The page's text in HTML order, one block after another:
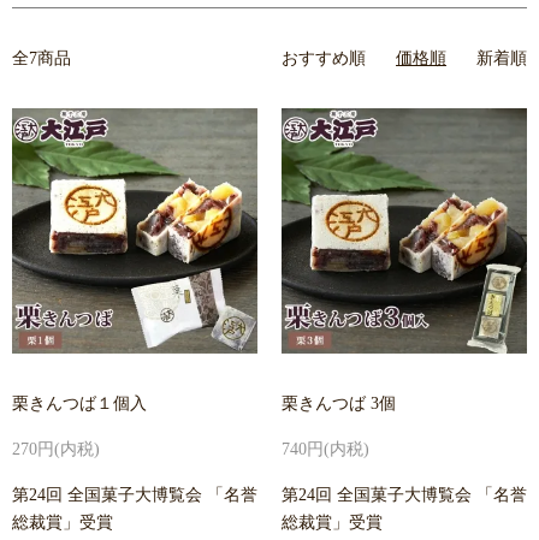
全7商品 おすすめ順 価格順 新着順
栗きんつば１個入
270円(内税)
第24回 全国菓子大博覧会 「名誉
総裁賞」受賞
栗きんつば 3個
740円(内税)
第24回 全国菓子大博覧会 「名誉
総裁賞」受賞